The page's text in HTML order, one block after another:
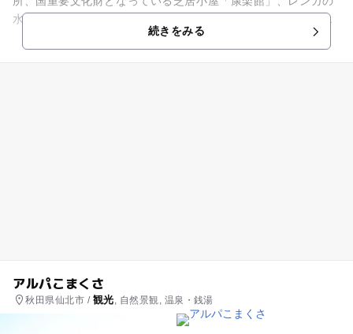
水路など、近代建築が多く残されています。アカシアの木が30
0メートル立ち並ぶ散歩道...続きをみる
アルパこまくさ
秋田県仙北市 / 観光, 自然景観, 温泉・銭湯